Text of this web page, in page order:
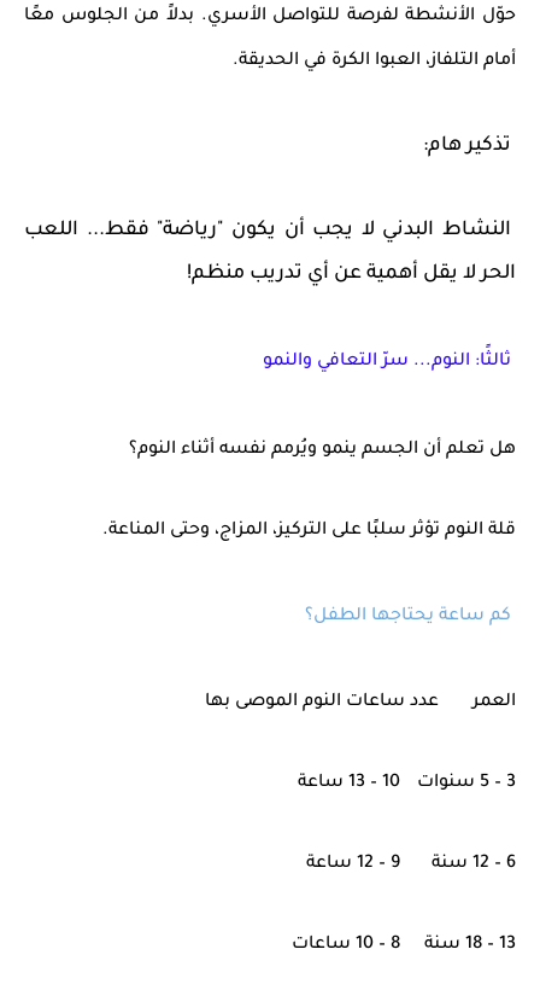
حوّل الأنشطة لفرصة للتواصل الأسري. بدلاً من الجلوس معًا
أمام التلفاز، العبوا الكرة في الحديقة.
تذكير هام:
النشاط البدني لا يجب أن يكون "رياضة" فقط... اللعب
الحر لا يقل أهمية عن أي تدريب منظم!
ثالثًا: النوم... سرّ التعافي والنمو
هل تعلم أن الجسم ينمو ويُرمم نفسه أثناء النوم؟
قلة النوم تؤثر سلبًا على التركيز، المزاج، وحتى المناعة.
كم ساعة يحتاجها الطفل؟
العمر عدد ساعات النوم الموصى بها
3 – 5 سنوات 10 – 13 ساعة
6 – 12 سنة 9 – 12 ساعة
13 – 18 سنة 8 – 10 ساعات